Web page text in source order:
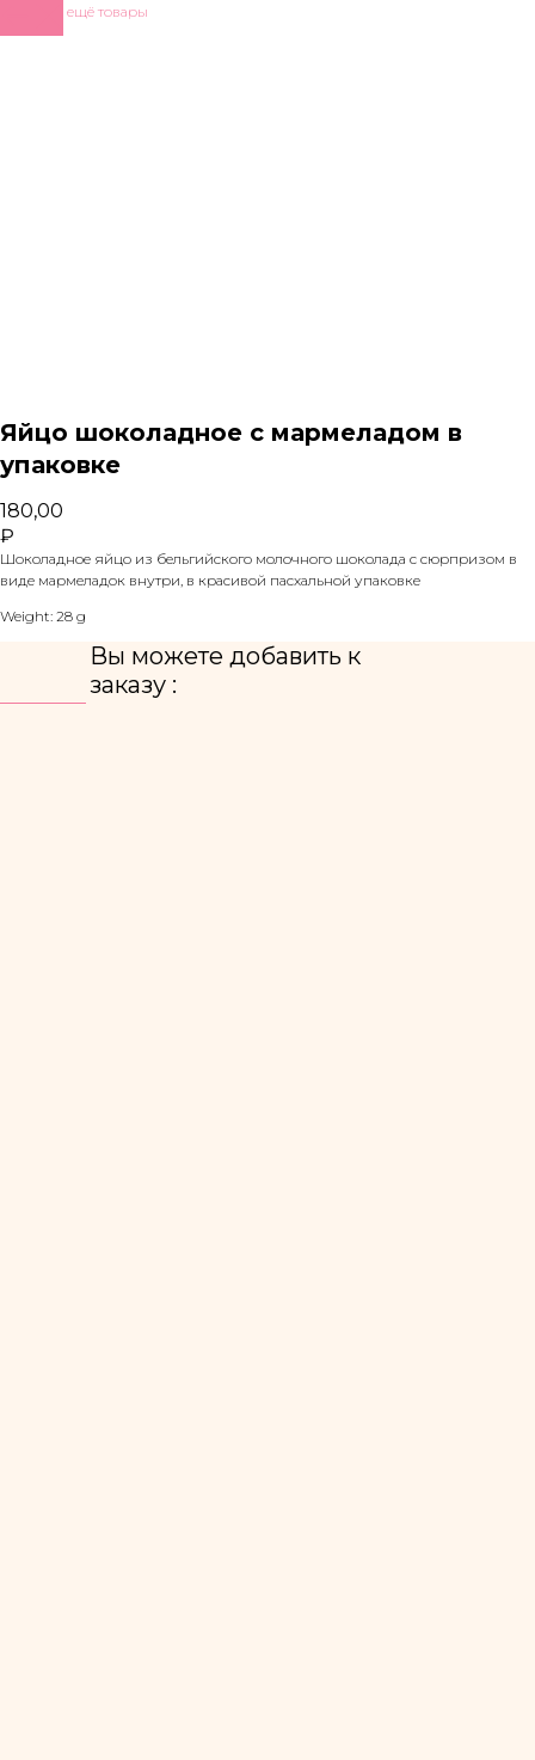
Показать ещё товары
Яйцо шоколадное с мармеладом в
упаковке
180,00
₽
Шоколадное яйцо из бельгийского молочного шоколада с сюрпризом в
виде мармеладок внутри, в красивой пасхальной упаковке
Weight: 28 g
Вы можете добавить к
заказу :